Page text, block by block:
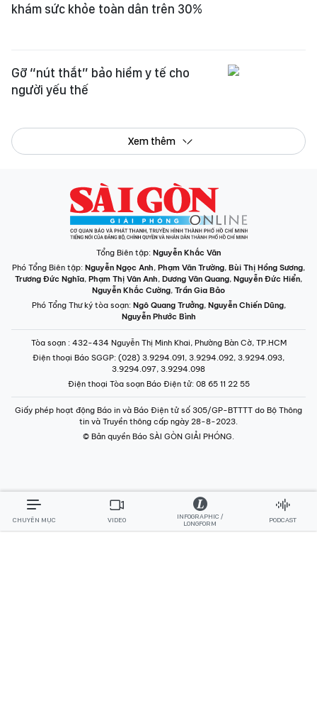
khám sức khỏe toàn dân trên 30%
Gỡ “nút thắt” bảo hiểm y tế cho
người yếu thế
Xem thêm
Tổng Biên tập: Nguyễn Khắc Văn
Phó Tổng Biên tập: Nguyễn Ngọc Anh, Phạm Văn Trường, Bùi Thị Hồng Sương,
Trương Đức Nghĩa, Phạm Thị Vân Anh, Dương Văn Quang, Nguyễn Đức Hiển,
Nguyễn Khắc Cường, Trần Gia Bảo
Phó Tổng Thư ký tòa soạn: Ngô Quang Trưởng, Nguyễn Chiến Dũng,
Nguyễn Phước Bình
Tòa soạn : 432-434 Nguyễn Thị Minh Khai, Phường Bàn Cờ, TP.HCM
Điện thoại Báo SGGP: (028) 3.9294.091, 3.9294.092, 3.9294.093,
3.9294.097, 3.9294.098
Điện thoại Tòa soạn Báo Điện tử: 08 65 11 22 55
Giấy phép hoạt động Báo in và Báo Điện tử số 305/GP-BTTTT do Bộ Thông
tin và Truyền thông cấp ngày 28-8-2023.
© Bản quyền Báo SÀI GÒN GIẢI PHÓNG.
CHUYÊN MỤC VIDEO
INFOGRAPHIC /
LONGFORM
PODCAST